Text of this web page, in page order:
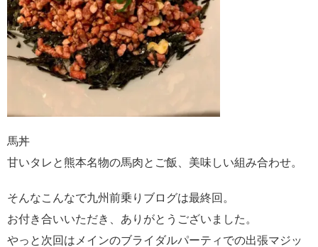
馬丼
甘いタレと熊本名物の馬肉とご飯、美味しい組み合わせ。
そんなこんなで九州前乗りブログは最終回。
お付き合いいただき、ありがとうございました。
やっと次回はメインのブライダルパーティでの出張マジッ